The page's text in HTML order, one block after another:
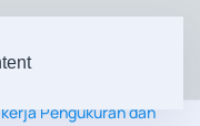
Pengukuran dan